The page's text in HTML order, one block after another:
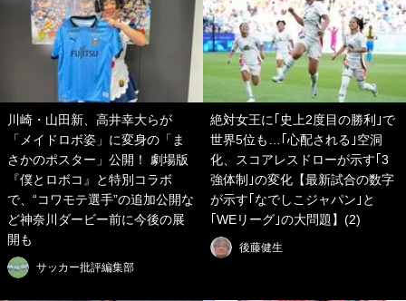
川崎・山田新、高井幸大らが
「メイドロボ姿」に変身の「ま
さかのポスター」公開！ 劇場版
『僕とロボコ』と特別コラボ
で、“コワモテ選手”の追加公開な
ど神奈川ダービー前に今後の展
開も
サッカー批評編集部
絶対女王に｢史上2度目の勝利｣で
世界5位も…｢心配される｣空洞
化、スコアレスドローが示す｢3
強体制｣の変化【最新試合の数字
が示す｢なでしこジャパン｣と
｢WEリーグ｣の大問題】(2)
後藤健生